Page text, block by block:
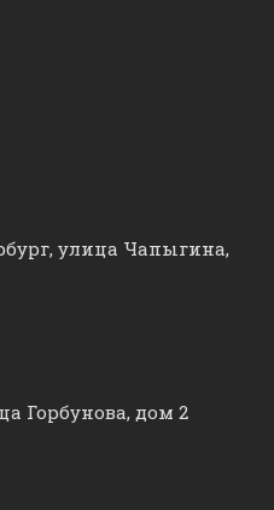
улица Чапыгина,
Горбунова, дом 2